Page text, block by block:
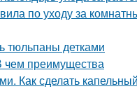
по уходу за
тюльпаны детками
чем преимущества
Как сделать